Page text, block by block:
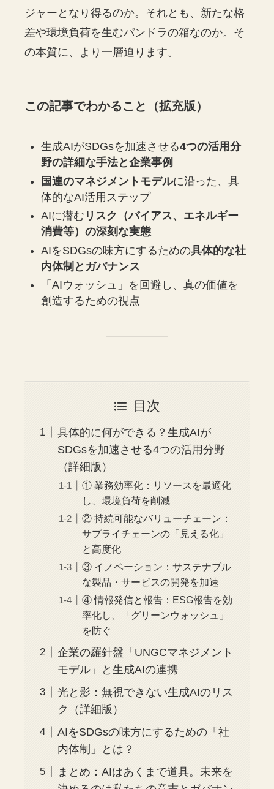
ジャーとなり得るのか。それとも、新たな格
差や環境負荷を生むパンドラの箱なのか。そ
の本質に、より一層迫ります。
この記事でわかること （拡充版）
生成AIがSDGsを加速させる4つの活用分
野の詳細な手法と企業事例
国連のマネジメントモデルに沿った、具
体的なAI活用ステップ
AIに潜む リスク（バイアス、エネルギー
消費等）の深刻な実態
AIをSDGsの味方にするための具体的な社
内体制とガバナンス
「AIウォッシュ」を回避し、真の価値を
創造するための視点
目次
具体的に何ができる？生成AIが
SDGsを加速させる4つの活用分野
（詳細版）
① 業務効率化：リソースを最適化
し、環境負荷を削減
② 持続可能なバリューチェーン：
サプライチェーンの「見える化」
と高度化
③ イノベーション：サステナブル
な製品・サービスの開発を加速
④ 情報発信と報告：ESG報告を効
率化し、「グリーンウォッシュ」
を防ぐ
企業の羅針盤「UNGCマネジメント
モデル」と生成AIの連携
光と影：無視できない生成AIのリス
ク（詳細版）
AIをSDGsの味方にするための「社
内体制」とは？
まとめ：AIはあくまで道具。未来を